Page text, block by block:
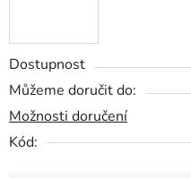
Dostupnost
Můžeme doručit do:
Možnosti doručení
Kód: